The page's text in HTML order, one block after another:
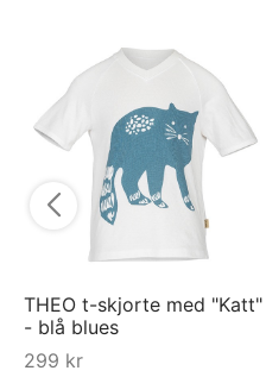
THEO t-skjorte med "Katt"
- blå blues
299 kr